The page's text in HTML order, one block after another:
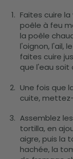
Faites cuire
poêle à feu
la poêle
l'oignon, l'ail,
faites cuire
que l'eau soit
Une fois que
cuite,
Assemblez
tortilla, en
aigre, puis la
hachée, la